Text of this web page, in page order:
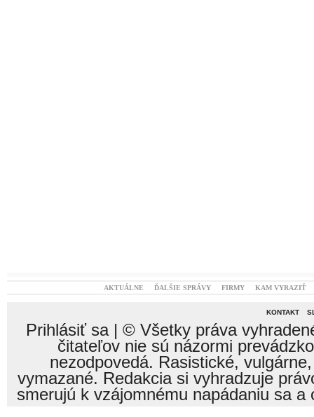
AKTUÁLNE ĎALŠIE SPRÁVY FIRMY KAM VYRAZIŤ
KONTAKT
Prihlásiť sa| © Všetky práva
čitateľov nie sú názormi
nezodpovedá. Rasistické,
vymazané. Redakcia si vyhradzuje
smerujú k vzájomnému napádaniu sa